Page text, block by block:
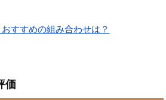
すすめの組み合わせは？
価